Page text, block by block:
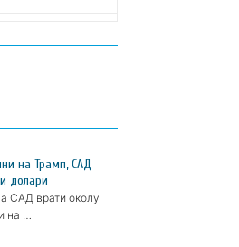
на Трамп, САД
долари
САД врати околу
на …